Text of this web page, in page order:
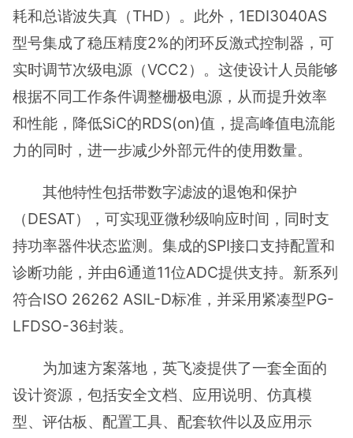
耗和总谐波失真（THD）。此外，1EDI3040AS
型号集成了稳压精度2%的闭环反激式控制器，可
实时调节次级电源（VCC2）。这使设计人员能够
根据不同工作条件调整栅极电源，从而提升效率
和性能，降低SiC的RDS(on)值，提高峰值电流能
力的同时，进一步减少外部元件的使用数量。
其他特性包括带数字滤波的退饱和保护
（DESAT），可实现亚微秒级响应时间，同时支
持功率器件状态监测。集成的SPI接口支持配置和
诊断功能，并由6通道11位ADC提供支持。新系列
符合ISO 26262 ASIL-D标准，并采用紧凑型PG-
LFDSO-36封装。
为加速方案落地，英飞凌提供了一套全面的
设计资源，包括安全文档、应用说明、仿真模
型、评估板、配置工具、配套软件以及应用示